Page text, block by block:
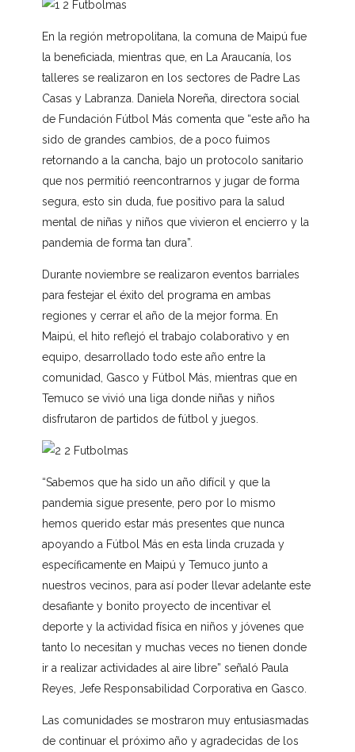
En la región metropolitana, la comuna de Maipú fue
la beneficiada, mientras que, en La Araucanía, los
talleres se realizaron en los sectores de Padre Las
Casas y Labranza. Daniela Noreña, directora social
de Fundación Fútbol Más comenta que “este año ha
sido de grandes cambios, de a poco fuimos
retornando a la cancha, bajo un protocolo sanitario
que nos permitió reencontrarnos y jugar de forma
segura, esto sin duda, fue positivo para la salud
mental de niñas y niños que vivieron el encierro y la
pandemia de forma tan dura”.
Durante noviembre se realizaron eventos barriales
para festejar el éxito del programa en ambas
regiones y cerrar el año de la mejor forma. En
Maipú, el hito reflejó el trabajo colaborativo y en
equipo, desarrollado todo este año entre la
comunidad, Gasco y Fútbol Más, mientras que en
Temuco se vivió una liga donde niñas y niños
disfrutaron de partidos de fútbol y juegos.
“Sabemos que ha sido un año difícil y que la
pandemia sigue presente, pero por lo mismo
hemos querido estar más presentes que nunca
apoyando a Fútbol Más en esta linda cruzada y
específicamente en Maipú y Temuco junto a
nuestros vecinos, para así poder llevar adelante este
desafiante y bonito proyecto de incentivar el
deporte y la actividad física en niños y jóvenes que
tanto lo necesitan y muchas veces no tienen donde
ir a realizar actividades al aire libre” señaló Paula
Reyes, Jefe Responsabilidad Corporativa en Gasco.
Las comunidades se mostraron muy entusiasmadas
de continuar el próximo año y agradecidas de los